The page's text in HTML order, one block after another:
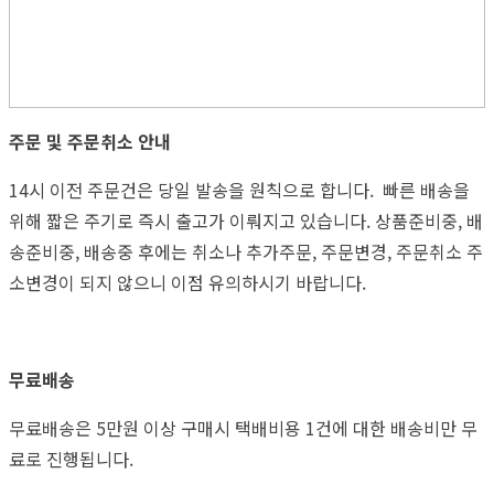
주문 및 주문취소 안내
14시 이전 주문건은 당일 발송을 원칙으로 합니다. 빠른 배송을
위해 짧은 주기로 즉시 출고가 이뤄지고 있습니다. 상품준비중, 배
송준비중, 배송중 후에는 취소나 추가주문, 주문변경, 주문취소 주
소변경이 되지 않으니 이점 유의하시기 바랍니다.
무료배송
무료배송은 5만원 이상 구매시 택배비용 1건에 대한 배송비만 무
료로 진행됩니다.